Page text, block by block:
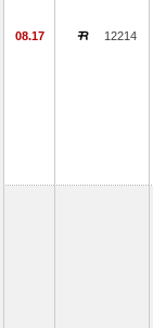
08.17 12214